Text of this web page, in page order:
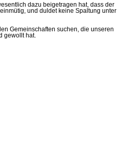
dazu beigetragen hat, dass der
und duldet keine Spaltung unter
Gemeinschaften suchen, die unseren
gewollt hat.